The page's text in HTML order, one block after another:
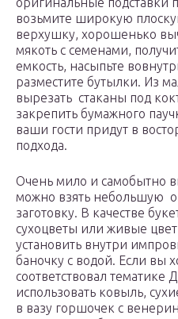
возьмите широкую
верхушку, хорошенько
мякоть с семенами,
емкость, насыпьте
разместите бутылки. Из
вырезать стаканы под
закрепить бумажного
ваши гости придут в
подхода.
Очень мило и самобытно
можно взять небольшую
заготовку. В качестве
сухоцветы или живые
установить внутри
баночку с водой. Если вы
соответствовал тематике
использовать ковыль,
в вазу горшочек с